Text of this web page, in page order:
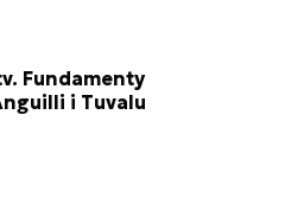
Fundamenty
i Tuvalu